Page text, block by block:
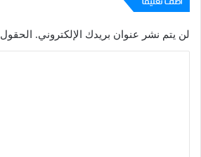
لن يتم نشر عنوان بريدك الإلكتروني. الحقول